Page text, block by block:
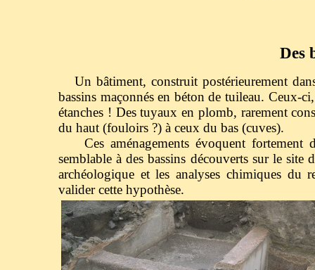
Des
Un bâtiment, construit postérieurement
bassins maçonnés en béton de tuileau. Ceux-
étanches ! Des tuyaux en plomb, rarement
du haut (fouloirs ?) à ceux du bas (cuves).
Ces aménagements évoquent fortement
semblable à des bassins découverts sur le
archéologique et les analyses chimiques du
valider cette hypothèse.